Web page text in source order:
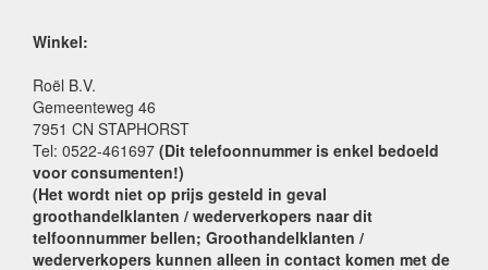
Winkel:
Roël B.V.
Gemeenteweg 46
7951 CN STAPHORST
Tel: 0522-461697 (Dit telefoonnummer is enkel bedoeld
voor consumenten!)
(Het wordt niet op prijs gesteld in geval
groothandelklanten / wederverkopers naar dit
telfoonnummer bellen; Groothandelklanten /
wederverkopers kunnen alleen in contact komen met de